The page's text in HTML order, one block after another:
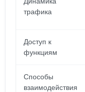
трафика
Доступ к
функциям
Способы
взаимодействия